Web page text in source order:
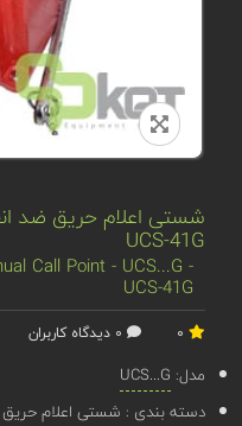
UCS-41G
Call Point - UCS...G -
UCS-41G
مدل: UCS...G
دسته بندی : شستی اعلام حریق